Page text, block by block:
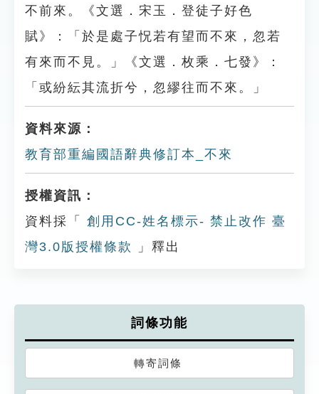
不前來。《文選．宋玉．登徒子好色
賦》：「於是處子怳若有望而不來，忽若
有來而不見。」《文選．枚乘．七發》：
「或紛紜其流折兮，忽繆往而不來。」
資料來源：
教育部重編國語辭典修訂本_不來
授權資訊：
資料採「
創用CC-姓名標示- 禁止改作 臺
灣3.0版授權條款
」釋出
詞條功能
轉寄詞條